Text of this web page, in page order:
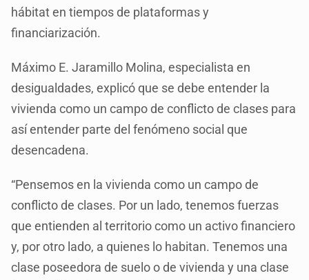
hábitat en tiempos de plataformas y
financiarización.
Máximo E. Jaramillo Molina, especialista en
desigualdades, explicó que se debe entender la
vivienda como un campo de conflicto de clases para
así entender parte del fenómeno social que
desencadena.
“Pensemos en la vivienda como un campo de
conflicto de clases. Por un lado, tenemos fuerzas
que entienden al territorio como un activo financiero
y, por otro lado, a quienes lo habitan. Tenemos una
clase poseedora de suelo o de vivienda y una clase